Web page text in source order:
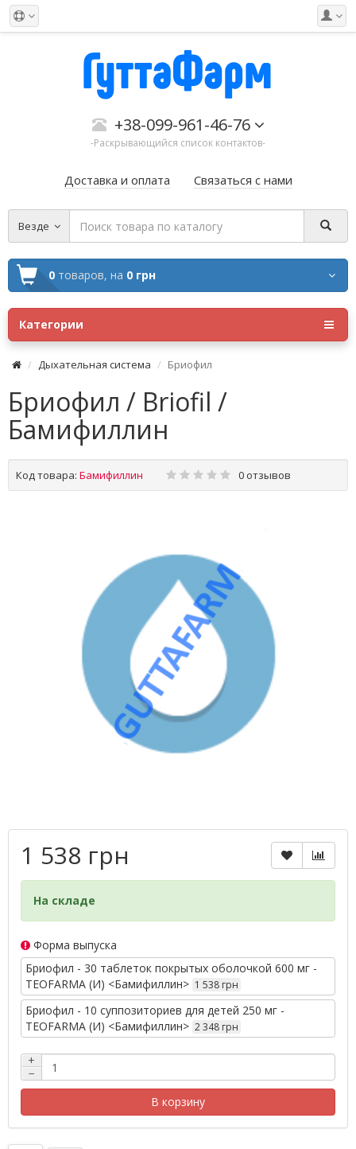
+38-099-961-46-76
-Раскрывающийся список контактов-
Доставка и оплата Связаться с нами
Везде
0 товаров, на 0 грн
Категории
Дыхательная система Бриофил
Бриофил / Briofil /
Бамифиллин
Код товара: Бамифиллин 0 отзывов
1 538 грн
На складе
Форма выпуска
Бриофил - 30 таблеток покрытых оболочкой 600 мг -
TEOFARMA (И) <Бамифиллин> 1 538 грн
Бриофил - 10 суппозиториев для детей 250 мг -
TEOFARMA (И) <Бамифиллин> 2 348 грн
+
−
В корзину